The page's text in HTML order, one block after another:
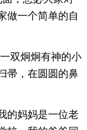
做一个简单的自
双炯炯有神的小
帚，在圆圆的鼻
的妈妈是一位老